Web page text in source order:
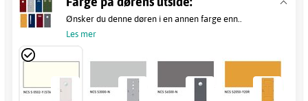
Ønsker du denne døren i en annen farge enn..
Les mer